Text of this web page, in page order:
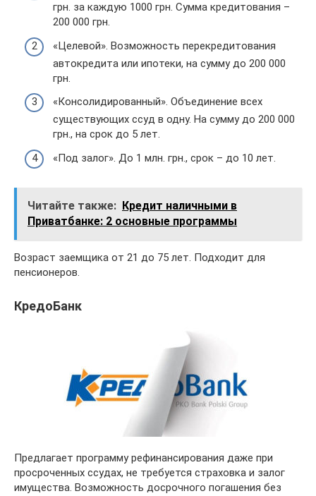
грн. за каждую 1000 грн. Сумма кредитования –
200 000 грн.
«Целевой». Возможность перекредитования
автокредита или ипотеки, на сумму до 200 000
грн.
«Консолидированный». Объединение всех
существующих ссуд в одну. На сумму до 200 000
грн., на срок до 5 лет.
«Под залог». До 1 млн. грн., срок – до 10 лет.
Читайте также: Кредит наличными в
Приватбанке: 2 основные программы
Возраст заемщика от 21 до 75 лет. Подходит для
пенсионеров.
КредоБанк
Предлагает программу рефинансирования даже при
просроченных ссудах, не требуется страховка и залог
имущества. Возможность досрочного погашения без